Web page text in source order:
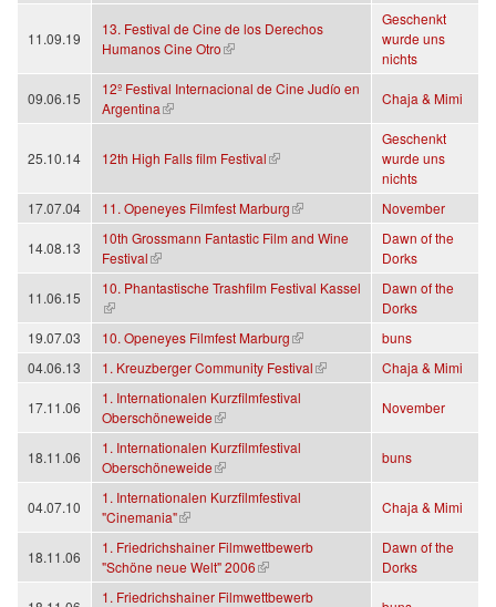
11.09.19
13. Festival de Cine de los Derechos
Humanos Cine Otro
(Link ist extern)
Geschenkt
wurde uns
nichts
09.06.15
12º Festival Internacional de Cine Judío en
Argentina
(Link ist extern)
Chaja & Mimi
25.10.14 12th High Falls film Festival
(Link ist extern)
Geschenkt
wurde uns
nichts
17.07.04
11. Openeyes Filmfest Marburg
(Link ist extern) November
14.08.13
10th Grossmann Fantastic Film and Wine
Festival
(Link ist extern)
Dawn of the
Dorks
11.06.15
10. Phantastische Trashfilm Festival Kassel
(Link ist extern)
Dawn of the
Dorks
19.07.03
10. Openeyes Filmfest Marburg
(Link ist extern)
buns
04.06.13
1. Kreuzberger Community Festival
(Link ist extern) Chaja & Mimi
17.11.06
1. Internationalen Kurzfilmfestival
Oberschöneweide
(Link ist extern)
November
18.11.06
1. Internationalen Kurzfilmfestival
Oberschöneweide
(Link ist extern)
buns
04.07.10
1. Internationalen Kurzfilmfestival
"Cinemania"
(Link ist extern)
Chaja & Mimi
18.11.06
1. Friedrichshainer Filmwettbewerb
"Schöne neue Welt" 2006
(Link ist extern)
Dawn of the
Dorks
1. Friedrichshainer Filmwettbewerb